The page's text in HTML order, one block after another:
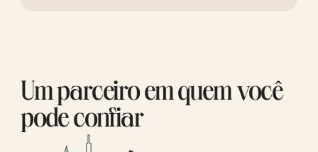
Um parceiro em quem você
pode confiar